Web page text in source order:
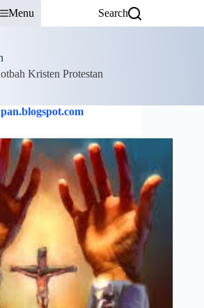
Menu Search
Kristen Protestan